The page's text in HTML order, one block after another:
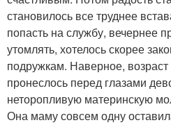
становилось все труднее
попасть на службу, вечернее
утомлять, хотелось скорее
подружкам. Наверное,
пронеслось перед глазами
неторопливую материнскую
Она маму совсем одну